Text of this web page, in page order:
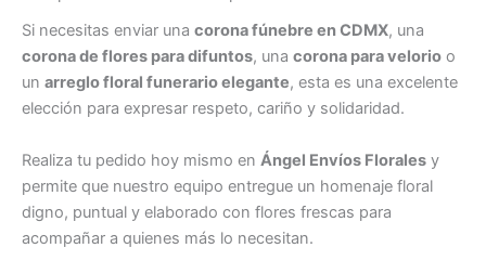
Si necesitas enviar una corona fúnebre en CDMX, una
corona de flores para difuntos, una corona para velorio o
un arreglo floral funerario elegante, esta es una excelente
elección para expresar respeto, cariño y solidaridad.
Realiza tu pedido hoy mismo en Ángel Envíos Florales y
permite que nuestro equipo entregue un homenaje floral
digno, puntual y elaborado con flores frescas para
acompañar a quienes más lo necesitan.